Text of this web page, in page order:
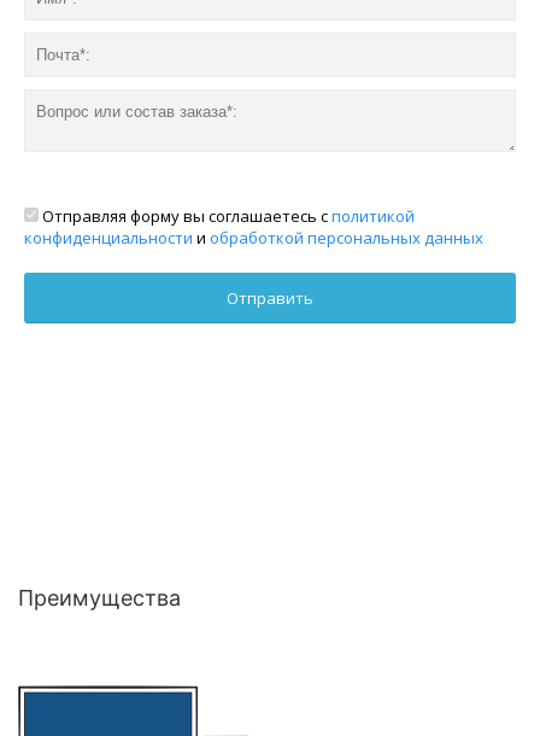
Отправляя форму вы соглашаетесь сполитикой
конфиденциальности и обработкой персональных данных
Преимущества